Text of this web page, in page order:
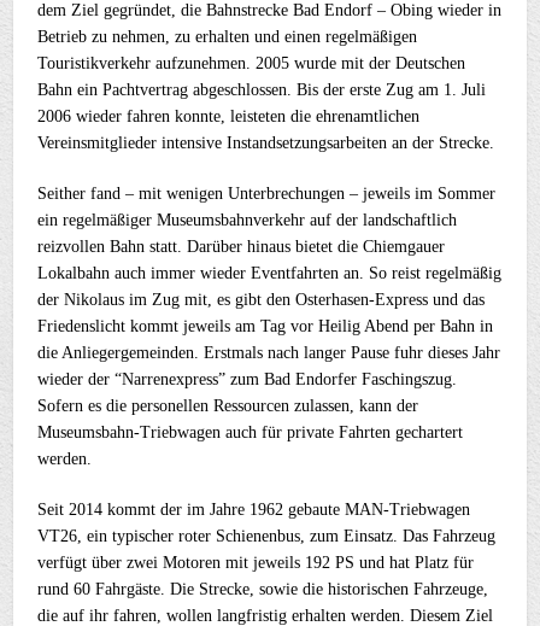
dem Ziel gegründet, die Bahnstrecke Bad Endorf – Obing wieder in
Betrieb zu nehmen, zu erhalten und einen regelmäßigen
Touristikverkehr aufzunehmen. 2005 wurde mit der Deutschen
Bahn ein Pachtvertrag abgeschlossen. Bis der erste Zug am 1. Juli
2006 wieder fahren konnte, leisteten die ehrenamtlichen
Vereinsmitglieder intensive Instandsetzungsarbeiten an der Strecke.
Seither fand – mit wenigen Unterbrechungen – jeweils im Sommer
ein regelmäßiger Museumsbahnverkehr auf der landschaftlich
reizvollen Bahn statt. Darüber hinaus bietet die Chiemgauer
Lokalbahn auch immer wieder Eventfahrten an. So reist regelmäßig
der Nikolaus im Zug mit, es gibt den Osterhasen-Express und das
Friedenslicht kommt jeweils am Tag vor Heilig Abend per Bahn in
die Anliegergemeinden. Erstmals nach langer Pause fuhr dieses Jahr
wieder der “Narrenexpress” zum Bad Endorfer Faschingszug.
Sofern es die personellen Ressourcen zulassen, kann der
Museumsbahn-Triebwagen auch für private Fahrten gechartert
werden.
Seit 2014 kommt der im Jahre 1962 gebaute MAN-Triebwagen
VT26, ein typischer roter Schienenbus, zum Einsatz. Das Fahrzeug
verfügt über zwei Motoren mit jeweils 192 PS und hat Platz für
rund 60 Fahrgäste. Die Strecke, sowie die historischen Fahrzeuge,
die auf ihr fahren, wollen langfristig erhalten werden. Diesem Ziel